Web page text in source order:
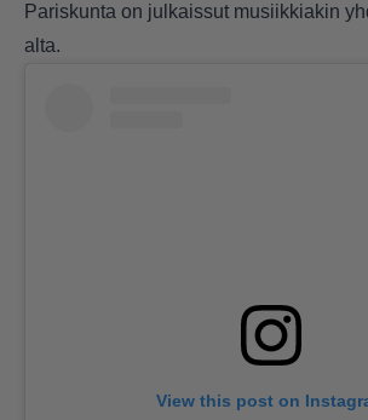
Pariskunta on julkaissut musiikkiakin
alta.
View this post on